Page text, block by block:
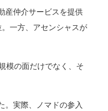
産仲介サービスを提供
一方、アセンシャスが
模の面だけでなく、そ
。実際、ノマドの参入